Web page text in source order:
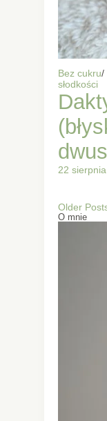
Bez cukru/
słodkości
22
Older
O mnie